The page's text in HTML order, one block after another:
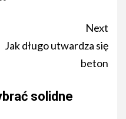
Next
Jak długo utwardza się
beton
solidne